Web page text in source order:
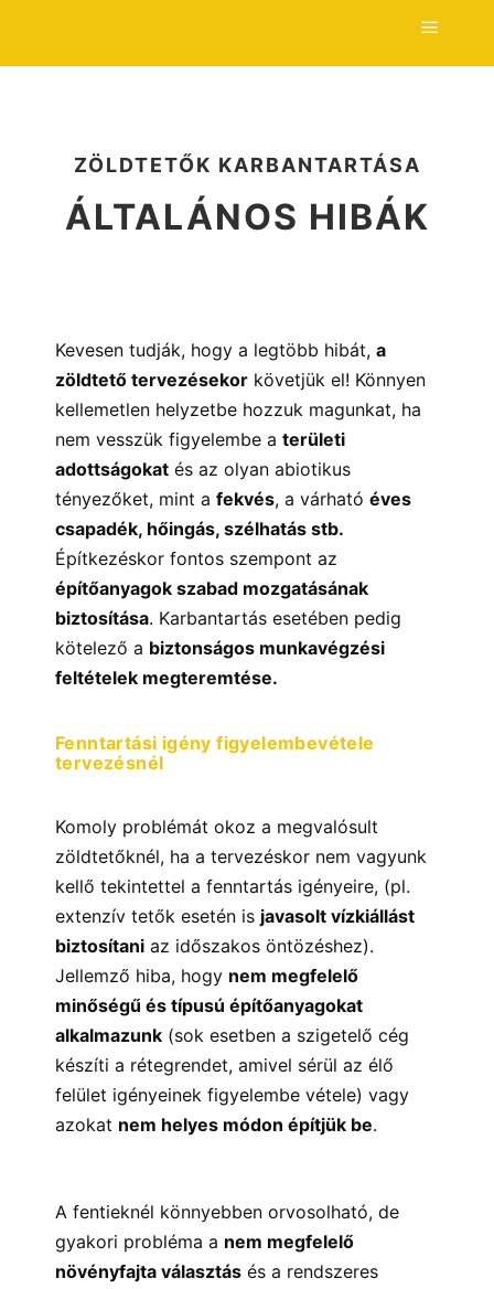
ZÖLDTETŐK KARBANTARTÁSA
ÁLTALÁNOS HIBÁK
Kevesen tudják, hogy a legtöbb hibát, a
zöldtető tervezésekor követjük el! Könnyen
kellemetlen helyzetbe hozzuk magunkat, ha
nem vesszük figyelembe a területi
adottságokat és az olyan abiotikus
tényezőket, mint a fekvés, a várható éves
csapadék, hőingás, szélhatás stb.
Építkezéskor fontos szempont az
építőanyagok szabad mozgatásának
biztosítása. Karbantartás esetében pedig
kötelező a biztonságos munkavégzési
feltételek megteremtése.
Fenntartási igény figyelembevétele
tervezésnél
Komoly problémát okoz a megvalósult
zöldtetőknél, ha a tervezéskor nem vagyunk
kellő tekintettel a fenntartás igényeire, (pl.
extenzív tetők esetén is javasolt vízkiállást
biztosítani az időszakos öntözéshez).
Jellemző hiba, hogy nem megfelelő
minőségű és típusú építőanyagokat
alkalmazunk (sok esetben a szigetelő cég
készíti a rétegrendet, amivel sérül az élő
felület igényeinek figyelembe vétele) vagy
azokat nem helyes módon építjük be.
A fentieknél könnyebben orvosolható, de
gyakori probléma a nem megfelelő
növényfajta választás és a rendszeres